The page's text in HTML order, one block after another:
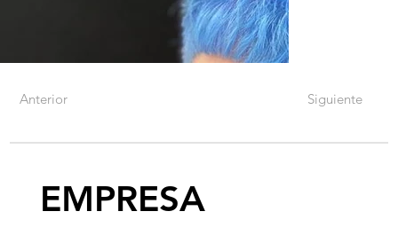
Anterior Siguiente
EMPRESA